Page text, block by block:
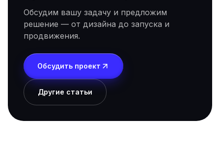
Обсудим вашу задачу и предложим
решение — от дизайна до запуска и
продвижения.
Обсудить проект
Другие статьи